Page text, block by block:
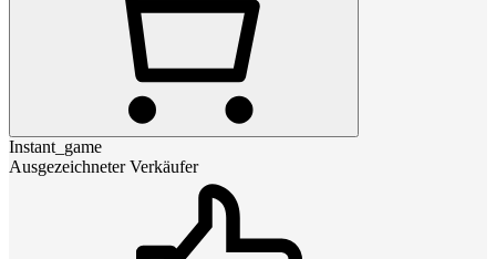
Instant_game
Ausgezeichneter Verkäufer